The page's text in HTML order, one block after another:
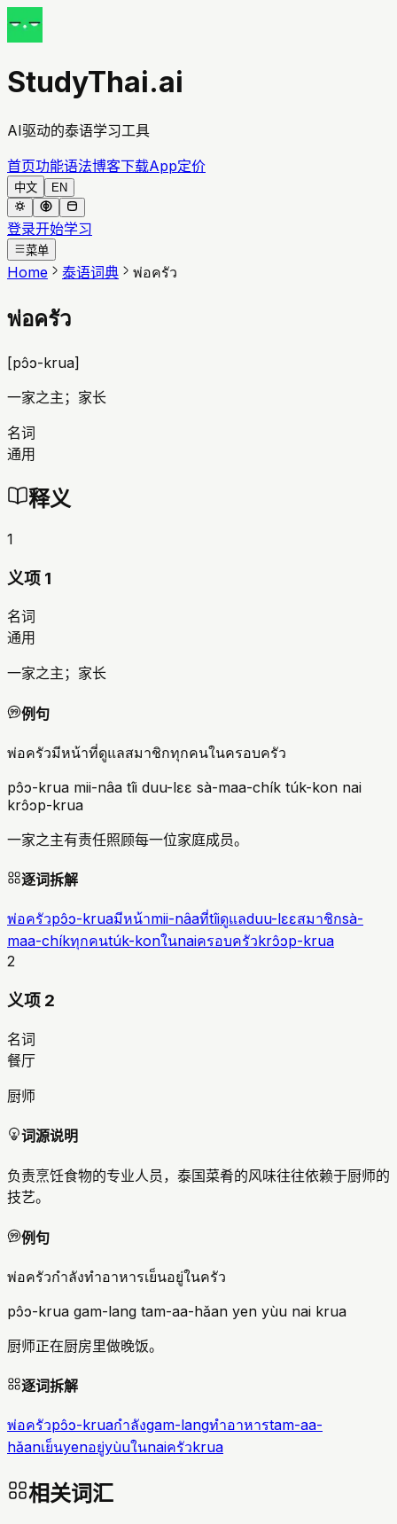
StudyThai.ai
AI驱动的泰语学习工具
首页功能语法博客下载App定价
中文 EN
登录开始学习
菜单
Home 泰语词典 พ่อครัว
พ่อครัว
[pɔ̂ɔ-krua]
一家之主；家长
名词
通用
释义
1
义项 1
名词
通用
一家之主；家长
例句
พ่อครัวมีหน้าที่ดูแลสมาชิกทุกคนในครอบครัว
pɔ̂ɔ-krua mii-nâa tîi duu-lɛɛ sà-maa-chík túk-kon nai
krɔ̂ɔp-krua
一家之主有责任照顾每一位家庭成员。
逐词拆解
พ่อครัวpɔ̂ɔ-kruaมีหน้าmii-nâaที่tîiดูแลduu-lɛɛสมาชิกsà-
maa-chíkทุกคนtúk-konในnaiครอบครัวkrɔ̂ɔp-krua
2
义项 2
名词
餐厅
厨师
词源说明
负责烹饪食物的专业人员，泰国菜肴的风味往往依赖于厨师的
技艺。
例句
พ่อครัวกำลังทำอาหารเย็นอยู่ในครัว
pɔ̂ɔ-krua gam-lang tam-aa-hǎan yen yùu nai krua
厨师正在厨房里做晚饭。
逐词拆解
พ่อครัวpɔ̂ɔ-kruaกำลังgam-langทำอาหารtam-aa-
hǎanเย็นyenอยู่yùuในnaiครัวkrua
相关词汇